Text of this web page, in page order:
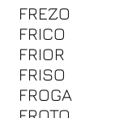
FREZO
FRICO
FRIOR
FRISO
FROGA